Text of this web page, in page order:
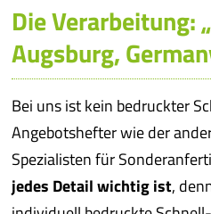
Die Verarbeitung:
Augsburg,
Bei uns ist kein bedruckter
Angebotshefter wie der
Spezialisten für
jedes Detail wichtig ist,